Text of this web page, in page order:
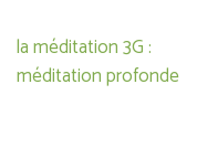
Navigation
de
la méditation 3G :
méditation profonde